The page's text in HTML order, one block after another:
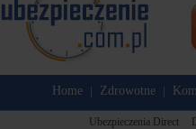
Home Zdrowotne
Ubezpieczenia Direct